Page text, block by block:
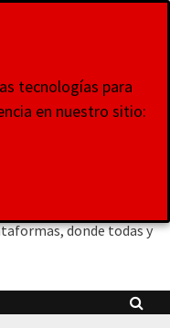
donde todas y
tecnologías para
en nuestro sitio: